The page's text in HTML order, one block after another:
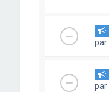
par
par